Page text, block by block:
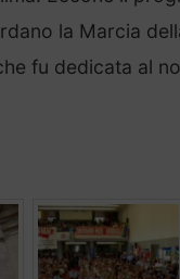
la Marcia
fu dedicata al